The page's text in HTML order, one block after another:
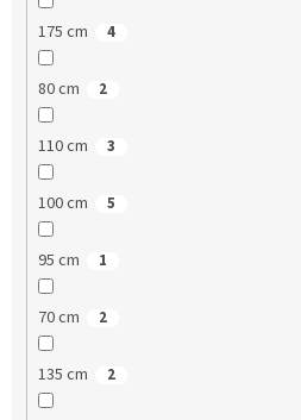
175 cm 4
80 cm 2
110 cm 3
100 cm 5
95 cm 1
70 cm 2
135 cm 2